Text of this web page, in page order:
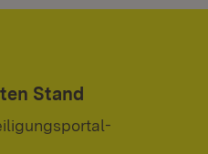
Stand